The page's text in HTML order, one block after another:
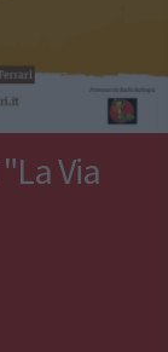
Via